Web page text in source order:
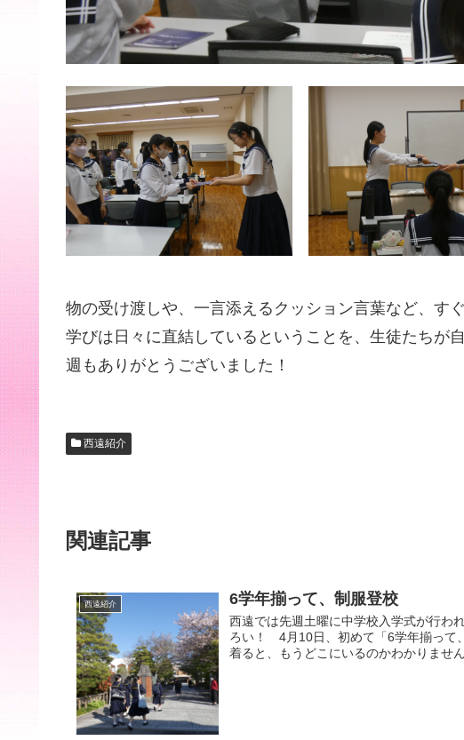
物の受け渡しや、一言添えるクッション言葉など、す
学びは日々に直結しているということを、生徒たちが
週もありがとうございました！
西遠紹介
関連記事
西遠紹介 6学年揃って、制服登校
西遠では先週土曜に中学校入学式が行わ
ろい！ 4月10日、初めて「6学年揃って
着ると、もうどこにいるのかわかりませ